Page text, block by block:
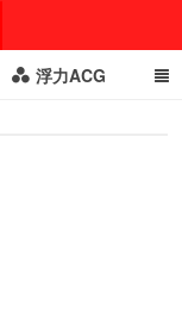
浮力ACG